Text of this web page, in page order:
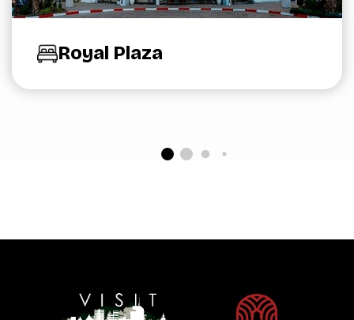
Royal Plaza